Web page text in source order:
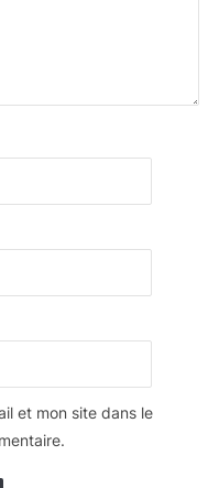
et mon site dans le